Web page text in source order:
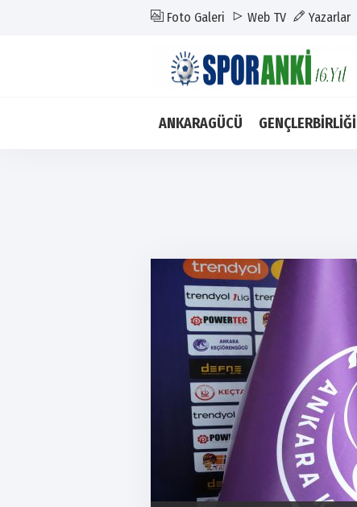
Foto Galeri Web TV Yazarlar
ANKARAGÜCÜ GENÇLERBİRLİĞİ